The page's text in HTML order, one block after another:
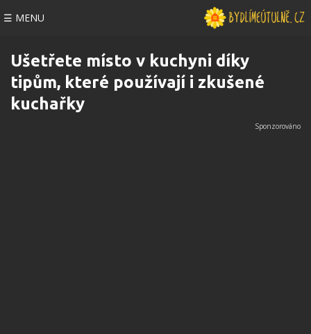
☰ MENU
Ušetřete místo v kuchyni díky
tipům, které používají i zkušené
kuchařky